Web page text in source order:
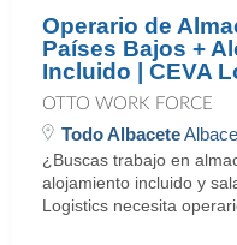
Operario de
Países Bajos +
Incluido | CEVA
OTTO WORK FORCE
Todo Albacete
¿Buscas trabajo en
alojamiento incluido y
Logistics necesita